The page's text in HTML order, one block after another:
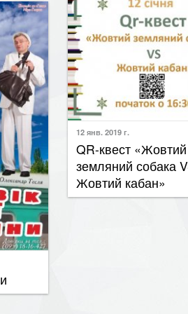
12 янв. 2019 г.
QR-квест «Жовтий
земляний собака VS
Жовтий кабан»